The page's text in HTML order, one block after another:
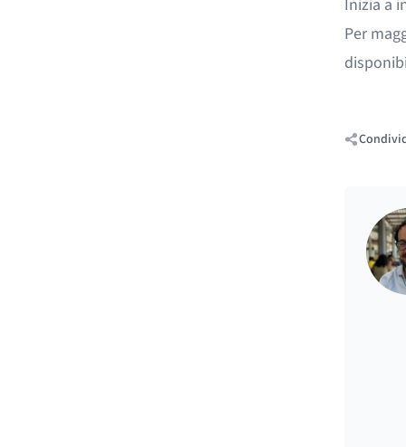
Inizia a
Per